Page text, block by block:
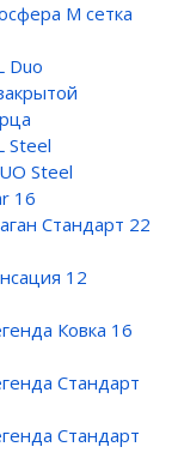
М сетка
Duo
Steel
Steel
16
Стандарт 22
12
Ковка 16
Стандарт
Стандарт